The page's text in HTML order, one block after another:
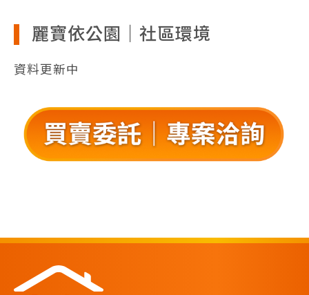
麗寶依公園｜社區環境
資料更新中